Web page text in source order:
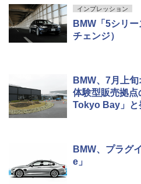
インプレッション
BMW「5シリ
チェンジ）
BMW、7月上
体験型販売拠
Tokyo Bay」と
BMW、プラグ
e」